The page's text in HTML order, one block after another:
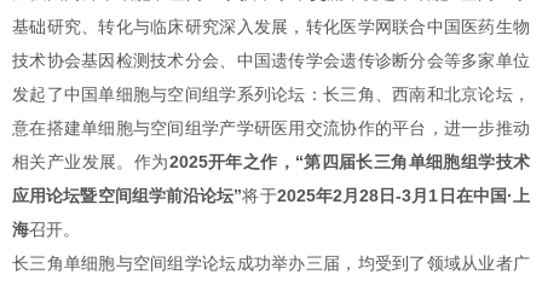
基础研究、转化与临床研究深入发展，转化医学网联合中国医药生物
技术协会基因检测技术分会、中国遗传学会遗传诊断分会等多家单位
发起了中国单细胞与空间组学系列论坛：长三角、西南和北京论坛，
意在搭建单细胞与空间组学产学研医用交流协作的平台，进一步推动
相关产业发展。作为2025开年之作，“第四届长三角单细胞组学技术
应用论坛暨空间组学前沿论坛”将于2025年2月28日-3月1日在中国·上
海召开。
长三角单细胞与空间组学论坛成功举办三届，均受到了领域从业者广